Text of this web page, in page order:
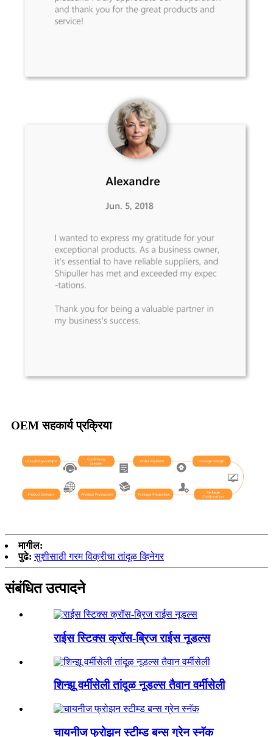
OEM सहकार्य प्रक्रिया
मागील:
पुढे: सुशीसाठी गरम विक्रीचा तांदूळ व्हिनेगर
संबंधित उत्पादने
राईस स्टिक्स क्रॉस-ब्रिज राईस नूडल्स
शिन्झू वर्मीसेली तांदूळ नूडल्स तैवान वर्मीसेली
चायनीज फ्रोझन स्टीम्ड बन्स ग्रेन स्नॅक